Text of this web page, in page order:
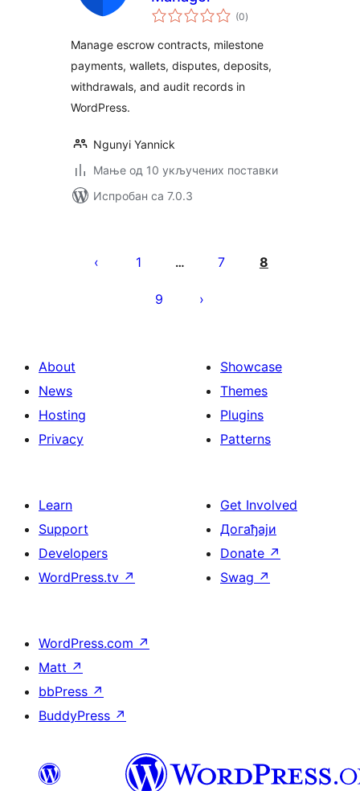
(0укупних
оцена
)
Manage escrow contracts, milestone
payments, wallets, disputes, deposits,
withdrawals, and audit records in
WordPress.
Ngunyi Yannick
Мање од 10 укључених поставки
Испробан са 7.0.3
чланака
1 … 7 8
9
About
News
Hosting
Privacy
Showcase
Themes
Plugins
Patterns
Learn
Support
Developers
WordPress.tv ↗
Get Involved
Догађаји
Donate ↗
Swag ↗
WordPress.com ↗
Matt ↗
bbPress ↗
BuddyPress ↗